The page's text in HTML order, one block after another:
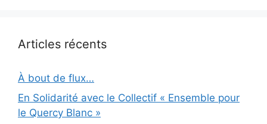
Articles récents
À bout de flux…
En Solidarité avec le Collectif « Ensemble pour
le Quercy Blanc »